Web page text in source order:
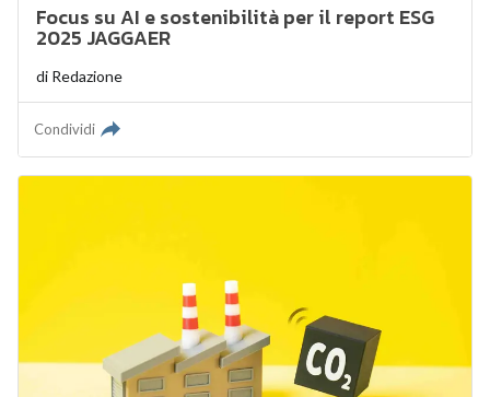
Focus su AI e sostenibilità per il report ESG
2025 JAGGAER
di Redazione
Condividi